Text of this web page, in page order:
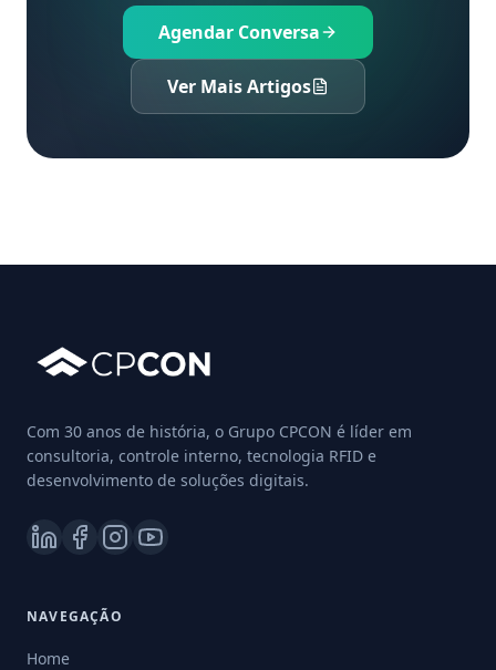
Agendar Conversa
Ver Mais Artigos
Com 30 anos de história, o Grupo CPCON é líder em
consultoria, controle interno, tecnologia RFID e
desenvolvimento de soluções digitais.
NAVEGAÇÃO
Home